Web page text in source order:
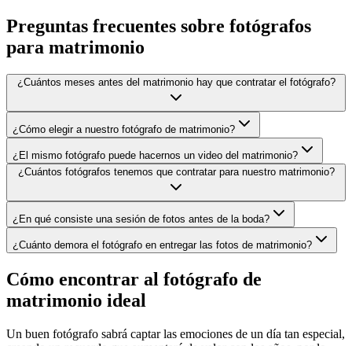
Preguntas frecuentes sobre fotógrafos
para matrimonio
¿Cuántos meses antes del matrimonio hay que contratar el fotógrafo?
¿Cómo elegir a nuestro fotógrafo de matrimonio?
¿El mismo fotógrafo puede hacernos un video del matrimonio?
¿Cuántos fotógrafos tenemos que contratar para nuestro matrimonio?
¿En qué consiste una sesión de fotos antes de la boda?
¿Cuánto demora el fotógrafo en entregar las fotos de matrimonio?
Cómo encontrar al fotógrafo de
matrimonio ideal
Un buen fotógrafo sabrá captar las emociones de un día tan especial,